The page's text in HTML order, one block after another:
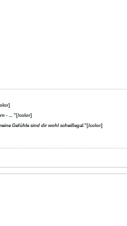
- ... "[/color]
Gefühle sind dir wohl scheißegal."[/color]